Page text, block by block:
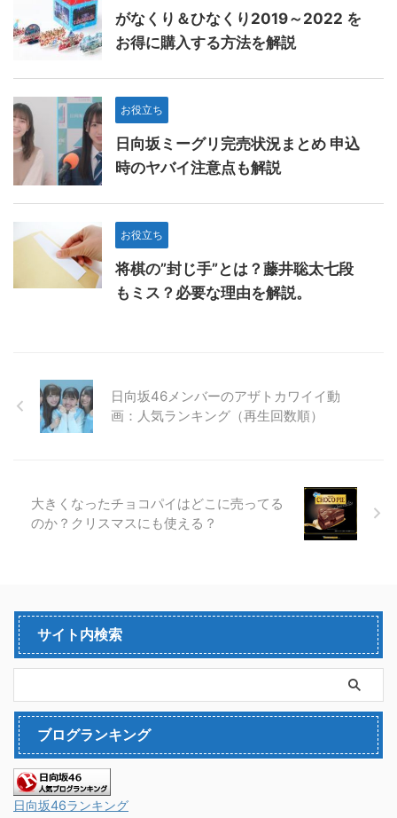
がなくり＆ひなくり2019～2022 を
お得に購入する方法を解説
お役立ち
日向坂ミーグリ完売状況まとめ 申込
時のヤバイ注意点も解説
お役立ち
将棋の”封じ手”とは？藤井聡太七段
もミス？必要な理由を解説。
日向坂46メンバーのアザトカワイイ動
画：人気ランキング（再生回数順）
大きくなったチョコパイはどこに売ってる
のか？クリスマスにも使える？
サイト内検索
ブログランキング
日向坂46ランキング